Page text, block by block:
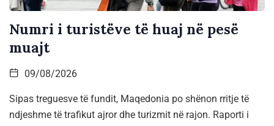
Numri i turistëve të huaj në pesë
muajt
09/08/2026
Sipas treguesve të fundit, Maqedonia po shënon rritje të
ndjeshme të trafikut ajror dhe turizmit në rajon. Raporti i